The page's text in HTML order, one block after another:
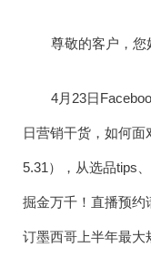
尊敬的客户，您
4月23日
日营销干货，如何
5.31），从选品tips
掘金万千！直播预约
订墨西哥上半年最大